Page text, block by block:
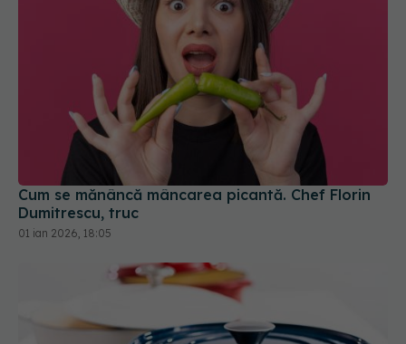
Cum se mănâncă mâncarea picantă. Chef Florin
Dumitrescu, truc
01 ian 2026, 18:05